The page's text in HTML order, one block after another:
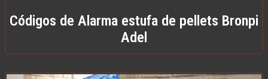
Códigos de Alarma estufa de pellets Bronpi
Adel